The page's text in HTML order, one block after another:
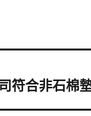
符合非石棉